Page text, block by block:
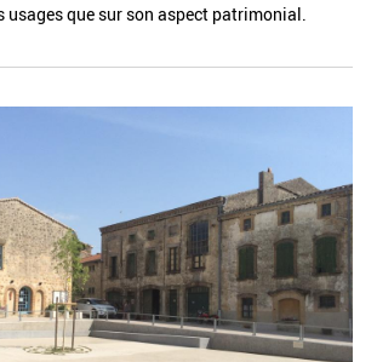
usages que sur son aspect patrimonial.